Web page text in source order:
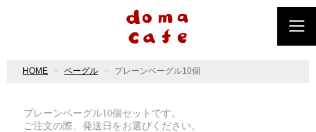
HOME ベーグル プレーンベーグル10個
プレーンベーグル10個セットです。
ご注文の際、発送日をお選びください。